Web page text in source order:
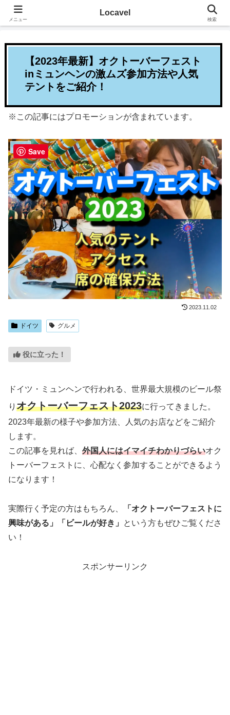
その地に溶け込むローカルたび
【2023年最新】オクトーバーフェスト
inミュンヘンの激ムズ参加方法や人気
テントをご紹介！
※この記事にはプロモーションが含まれています。
ドイツ
2023.11.02
ドイツ グルメ
役に立った！
ドイツ・ミュンヘンで行われる、世界最大規模のビール祭
り オクトーバーフェスト2023に行ってきました。
2023年最新の様子や参加方法、人気のお店などをご紹介
します。
この記事を見れば、 外国人にはイマイチわかりづらいオク
トーバーフェストに、心配なく参加することができるよう
になります！
実際行く予定の方はもちろん、
「オクトーバーフェストに
興味がある」「ビールが好き」
という方もぜひご覧くださ
い！
スポンサーリンク
メニュー
Locavel
検索
Save